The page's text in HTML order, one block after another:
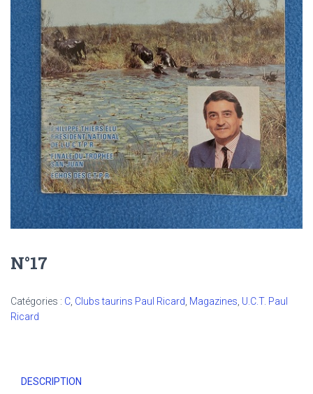
N
N°17
Catégories : C Clubs taurins Paul Ricard Magazines U.C.T. Paul
Ricard
DESCRIPTION